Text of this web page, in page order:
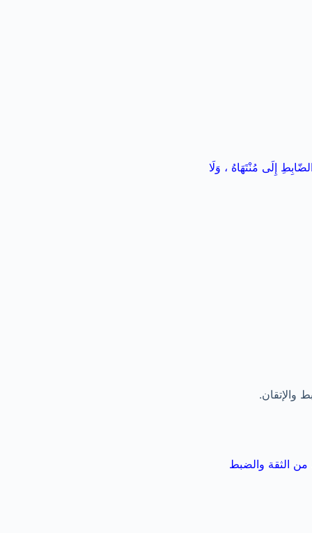
إِلَى مُنْتَهَاهُ ، وَلَا
والإتقان.
من الثقة والضبط